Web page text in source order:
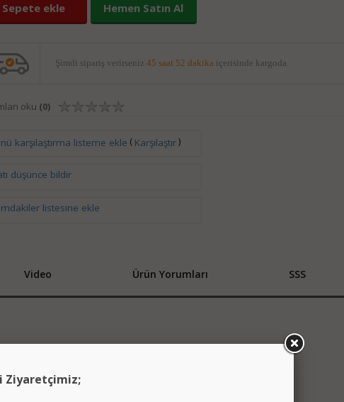
Sepete ekle Hemen Satın Al
Şimdi sipariş verirseniz 45 saat 52 dakika içerisinde kargoda.
oku (0)
karşılaştırma listeme ekle ( Karşılaştır)
düşünce bildir
listesine ekle
Video Ürün Yorumları SSS
Ziyaretçimiz;